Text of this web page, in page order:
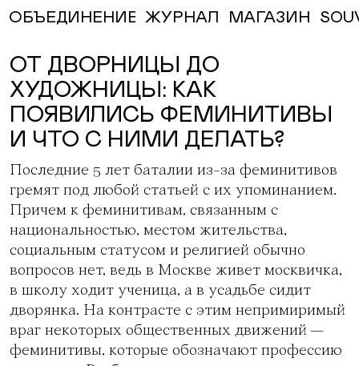
ОБЪЕДИНЕНИЕ ЖУРНАЛ МАГАЗИН
ОТ ДВОРНИЦЫ ДО
ХУДОЖНИЦЫ: КАК
ПОЯВИЛИСЬ ФЕМИНИТИВЫ
И ЧТО С НИМИ ДЕЛАТЬ?
Последние 5 лет баталии из-за феминитивов
гремят под любой статьей с их упоминанием.
Причем к феминитивам, связанным с
национальностью, местом жительства,
социальным статусом и религией обычно
вопросов нет, ведь в Москве живет москвичка,
в школу ходит ученица, а в усадьбе сидит
дворянка. На контрасте с этим непримиримый
враг некоторых общественных движений —
феминитивы, которые обозначают профессию